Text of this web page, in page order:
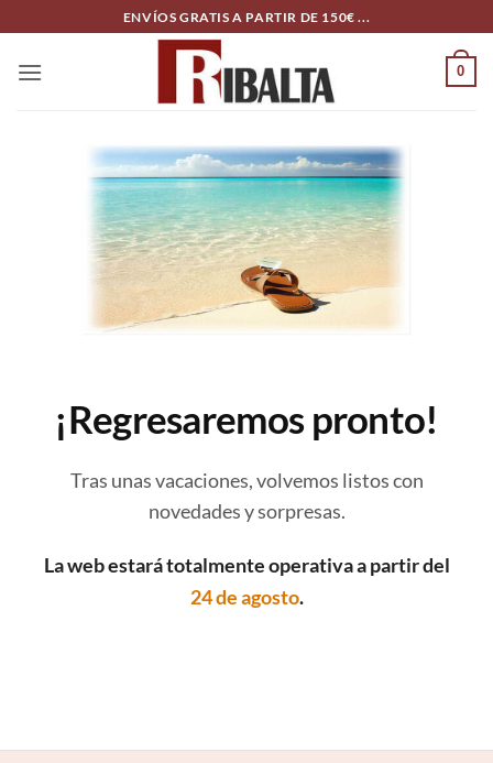
to
content
ENVÍOS GRATIS A PARTIR DE 150€ ...
0
¡Regresaremos pronto!
Tras unas vacaciones, volvemos listos con
novedades y sorpresas.
La web estará totalmente operativa a partir del
24 de agosto.